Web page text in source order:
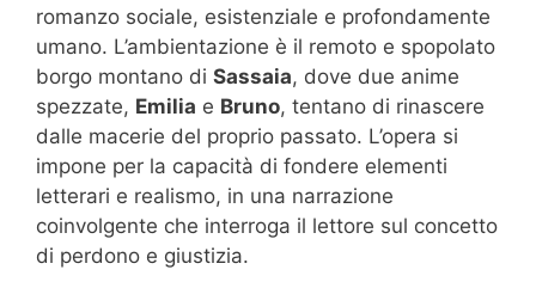
romanzo sociale, esistenziale e profondamente
umano. L’ambientazione è il remoto e spopolato
borgo montano di Sassaia, dove due anime
spezzate, Emilia e Bruno, tentano di rinascere
dalle macerie del proprio passato. L’opera si
impone per la capacità di fondere elementi
letterari e realismo, in una narrazione
coinvolgente che interroga il lettore sul concetto
di perdono e giustizia.